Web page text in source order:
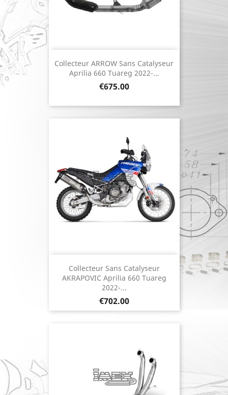
Collecteur ARROW Sans Catalyseur
Aprilia 660 Tuareg 2022-...
Price
€675.00
Collecteur Sans Catalyseur
AKRAPOVIC Aprilia 660 Tuareg
2022-...
Price
€702.00